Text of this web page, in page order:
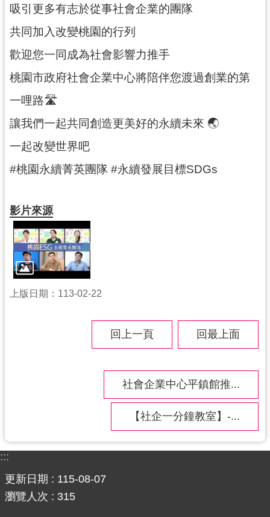
站
安
全
政
網
資
料
宣
告
吸引更多有志於從事社會企業的團隊
共同加入改變桃園的行列
歡迎您一同成為社會影響力推手
桃園市政府社會企業中心將陪伴您渡過創業的第
一哩路🛣
讓我們一起共同創造更美好的永續未來 🌏︎
一起改變世界吧
#桃園永續菁英團隊 #永續發展目標SDGs
影片來源
上版日期：113-02-22
回上一頁 回最上面
社會企業中心平鎮館推...
【社企一分鐘教室】-...
:::
更新日期
115-08-07
瀏覽人次
315